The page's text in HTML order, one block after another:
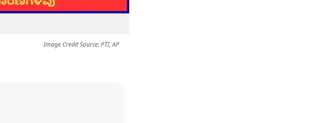
Image Credit Source: PTI, AP